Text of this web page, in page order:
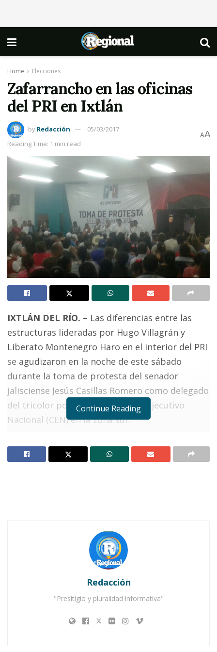
Home Elecciones
Zafarrancho en las oficinas
del PRI en Ixtlán
by Redacción
05/03/2017
Reading Time: 1 min read
AA
IXTLÁN DEL RÍO. – Las diferencias entre las
estructuras lideradas por Hugo Villagrán y
Liberato Montenegro Haro en el interior del PRI
se agudizaron en la noche de este sábado
durante la toma de protesta del senador
jalisciense Jesús Casillas Romero como delegado
del tricolor por parte del Comité Ejecutivo
Nacional (CEN) en la zona sur.
lanzaron palabras maldicientes y por poco y
magisterio (que ahora está impulsando la
candidatura de Lupillo Sánchez) quien se siente
desplazado por Villagrán Bernal.
Salvador Arce asume la presidencia del PRI en
Continue Reading
Redacción
"Presitigio y pluralidad informativa"